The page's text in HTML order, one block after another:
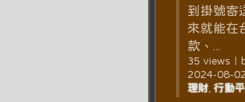
到掛號寄
來就能在
款、...
35 views
2024-08-02
理財, 行動